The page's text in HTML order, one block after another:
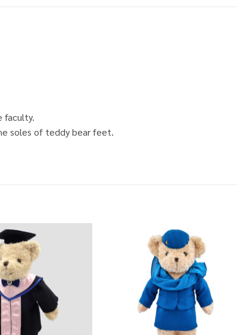
faculty.
soles of teddy bear feet.